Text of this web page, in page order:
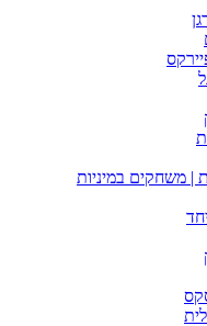
| משחקים במיניות